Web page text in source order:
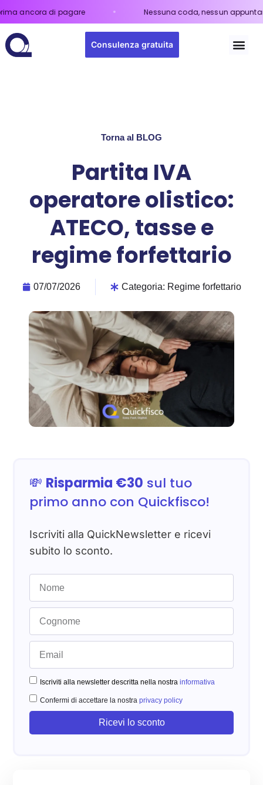
di pagare Nessuna coda, nessun appuntamento.Il
Consulenza gratuita
Torna al BLOG
Partita IVA
operatore olistico:
ATECO, tasse e
regime forfettario
07/07/2026 Categoria: Regime forfettario
💸 Risparmia €30 sul tuo
primo anno con Quickfisco!
Iscriviti alla QuickNewsletter e ricevi
subito lo sconto.
Iscriviti alla newsletter descritta nella nostra informativa
Confermi di accettare la nostra privacy policy
Ricevi lo sconto